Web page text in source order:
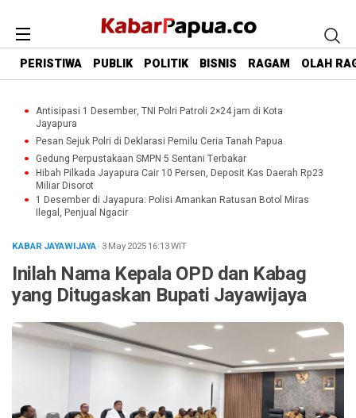
PERISTIWA PUBLIK POLITIK BISNIS RAGAM OLAH
Antisipasi 1 Desember, TNI Polri Patroli 2×24 jam di Kota
Jayapura
Pesan Sejuk Polri di Deklarasi Pemilu Ceria Tanah Papua
Gedung Perpustakaan SMPN 5 Sentani Terbakar
Hibah Pilkada Jayapura Cair 10 Persen, Deposit Kas Daerah Rp23
Miliar Disorot
1 Desember di Jayapura: Polisi Amankan Ratusan Botol Miras
Ilegal, Penjual Ngacir
KABAR JAYAWIJAYA· 3 May 202516:13WIT
Inilah Nama Kepala OPD dan Kabag
yang Ditugaskan Bupati Jayawijaya